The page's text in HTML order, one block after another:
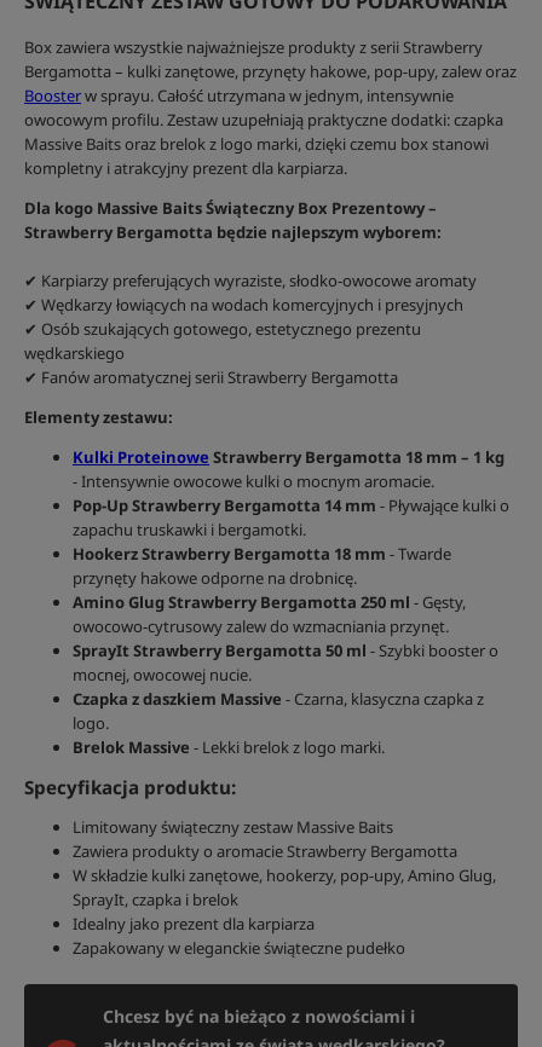
Box zawiera wszystkie najważniejsze produkty z serii Strawberry
Bergamotta – kulki zanętowe, przynęty hakowe, pop-upy, zalew oraz
Boosterw sprayu. Całość utrzymana w jednym, intensywnie
owocowym profilu. Zestaw uzupełniają praktyczne dodatki: czapka
Massive Baits oraz brelok z logo marki, dzięki czemu box stanowi
kompletny i atrakcyjny prezent dla karpiarza.
Dla kogo Massive Baits Świąteczny Box Prezentowy –
Strawberry Bergamotta będzie najlepszym wyborem:
✔ Karpiarzy preferujących wyraziste, słodko-owocowe aromaty
✔ Wędkarzy łowiących na wodach komercyjnych i presyjnych
✔ Osób szukających gotowego, estetycznego prezentu
wędkarskiego
✔ Fanów aromatycznej serii Strawberry Bergamotta
Elementy zestawu:
Kulki Proteinowe Strawberry Bergamotta 18 mm – 1 kg
- Intensywnie owocowe kulki o mocnym aromacie.
Pop-Up Strawberry Bergamotta 14 mm - Pływające kulki o
zapachu truskawki i bergamotki.
Hookerz Strawberry Bergamotta 18 mm - Twarde
przynęty hakowe odporne na drobnicę.
Amino Glug Strawberry Bergamotta 250 ml - Gęsty,
owocowo-cytrusowy zalew do wzmacniania przynęt.
SprayIt Strawberry Bergamotta 50 ml - Szybki booster o
mocnej, owocowej nucie.
Czapka z daszkiem Massive - Czarna, klasyczna czapka z
logo.
Brelok Massive - Lekki brelok z logo marki.
Specyfikacja produktu:
Limitowany świąteczny zestaw Massive Baits
Zawiera produkty o aromacie Strawberry Bergamotta
W składzie kulki zanętowe, hookerzy, pop-upy, Amino Glug,
SprayIt, czapka i brelok
Idealny jako prezent dla karpiarza
Zapakowany w eleganckie świąteczne pudełko
Chcesz być na bieżąco z nowościami i